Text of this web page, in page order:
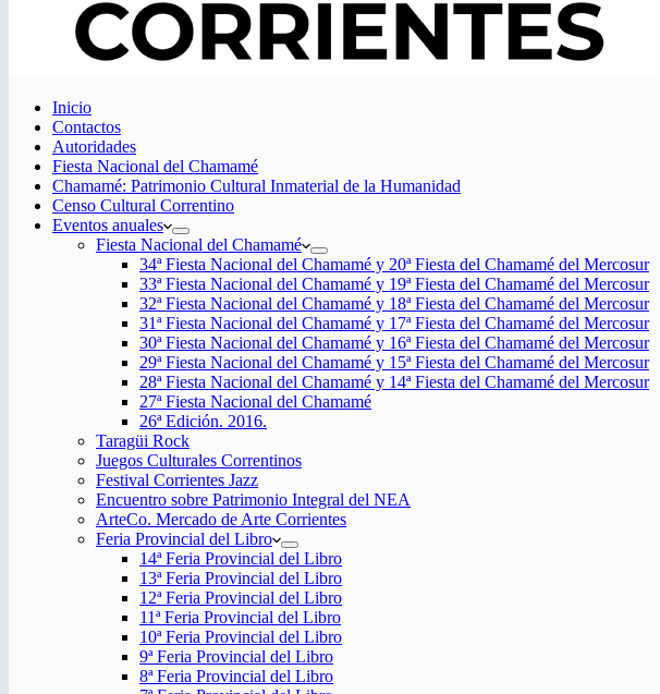
Inicio
Contactos
Autoridades
Fiesta Nacional del Chamamé
Chamamé: Patrimonio Cultural Inmaterial de la Humanidad
Censo Cultural Correntino
Eventos anuales
Fiesta Nacional del Chamamé
34ª Fiesta Nacional del Chamamé y 20ª Fiesta del Chamamé del Mercosur
33ª Fiesta Nacional del Chamamé y 19ª Fiesta del Chamamé del Mercosur
32ª Fiesta Nacional del Chamamé y 18ª Fiesta del Chamamé del Mercosur
31ª Fiesta Nacional del Chamamé y 17ª Fiesta del Chamamé del Mercosur
30ª Fiesta Nacional del Chamamé y 16ª Fiesta del Chamamé del Mercosur
29ª Fiesta Nacional del Chamamé y 15ª Fiesta del Chamamé del Mercosur
28ª Fiesta Nacional del Chamamé y 14ª Fiesta del Chamamé del Mercosur
27ª Fiesta Nacional del Chamamé
26ª Edición. 2016.
Taragüi Rock
Juegos Culturales Correntinos
Festival Corrientes Jazz
Encuentro sobre Patrimonio Integral del NEA
ArteCo. Mercado de Arte Corrientes
Feria Provincial del Libro
14ª Feria Provincial del Libro
13ª Feria Provincial del Libro
12ª Feria Provincial del Libro
11ª Feria Provincial del Libro
10ª Feria Provincial del Libro
9ª Feria Provincial del Libro
8ª Feria Provincial del Libro